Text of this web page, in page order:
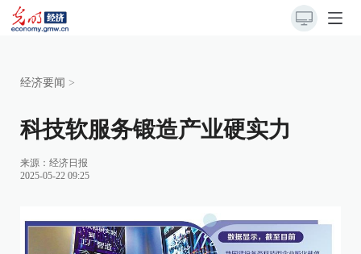
经济要闻 >
科技软服务锻造产业硬实力
来源： 经济日报
2025-05-22 09:25